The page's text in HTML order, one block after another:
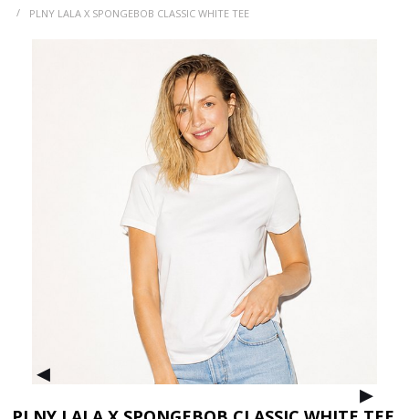
/ PLNY LALA X SPONGEBOB CLASSIC WHITE TEE
▸ ▸